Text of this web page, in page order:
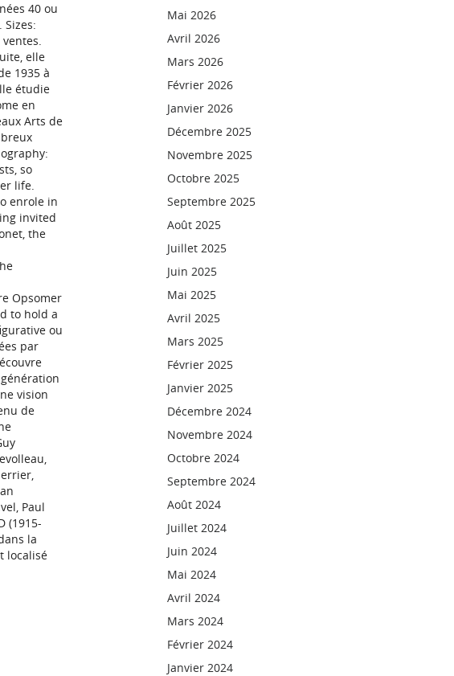
40 ou
elle
1935 à
étudie
en
Arts de
so
life.
enrole in
invited
the
Opsomer
to hold a
ou
par
vision
de
Paul
(1915-
la
localisé
Mai 2026
Avril 2026
Mars 2026
Février 2026
Janvier 2026
Décembre 2025
Novembre 2025
Octobre 2025
Septembre 2025
Août 2025
Juillet 2025
Juin 2025
Mai 2025
Avril 2025
Mars 2025
Février 2025
Janvier 2025
Décembre 2024
Novembre 2024
Octobre 2024
Septembre 2024
Août 2024
Juillet 2024
Juin 2024
Mai 2024
Avril 2024
Mars 2024
Février 2024
Janvier 2024